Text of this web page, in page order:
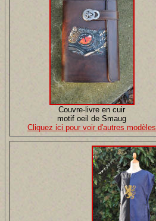
Couvre-livre en cuir
motif oeil de Smaug
Cliquez ici pour voir d'autres modèles